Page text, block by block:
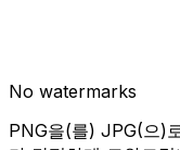
No watermarks
PNG을(를) JPG(으)